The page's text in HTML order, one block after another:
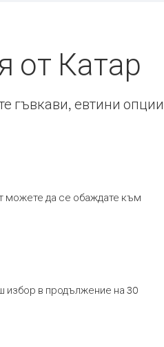
от Катар
гъвкави, евтини
можете да се обаждате към
избор в продължение на 30